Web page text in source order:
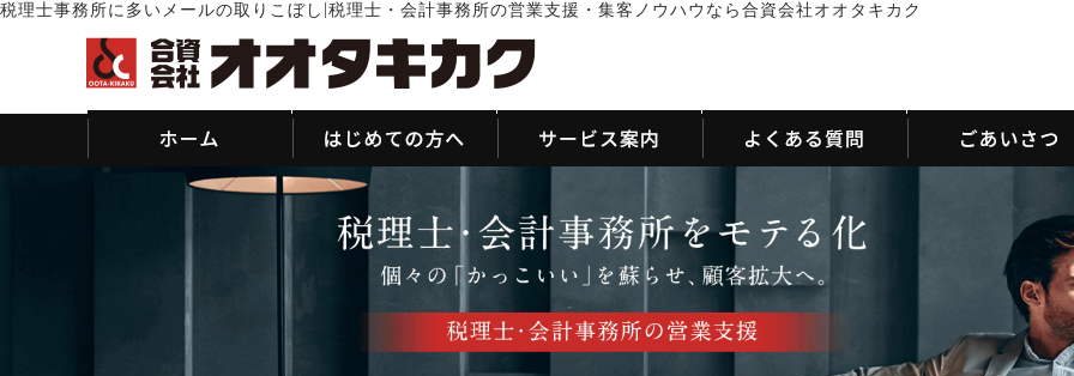
税理士事務所に多いメールの取りこぼし 税理士・会計事務所の営業支援・集客ノウハウなら合資会社オオタキカク